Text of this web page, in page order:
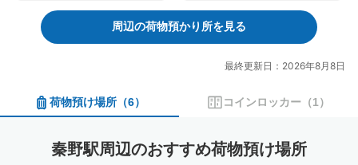
forward
interact
calendar
and
date.
backward
to
interact
calendar
and
a
date.
周辺の荷物預かり所を見る
最終更新日：2026年8月8日
荷物預け場所 （6） コインロッカー （1）
秦野駅周辺のおすすめ荷物預け場所